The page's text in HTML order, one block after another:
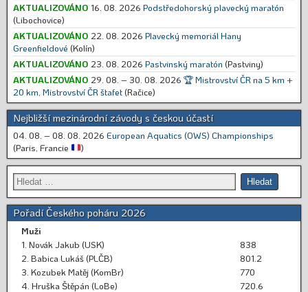
AKTUALIZOVÁNO 16. 08. 2026 Podstředohorský plavecký maratón
(Libochovice)
AKTUALIZOVÁNO 22. 08. 2026 Plavecký memoriál Hany
Greenfieldové (Kolín)
AKTUALIZOVÁNO 23. 08. 2026 Pastvinský maratón (Pastviny)
AKTUALIZOVÁNO 29. 08. – 30. 08. 2026 🏆 Mistrovství ČR na 5 km +
20 km, Mistrovství ČR štafet(Račice)
Nejbližší mezinárodní závody s českou účastí
04. 08. – 08. 08. 2026 European Aquatics (OWS) Championships
(Paris, Francie
)
Pořadí Českého poháru 2026
Muži
1. Novák Jakub (USK)
838
2. Babica Lukáš (PLČB)
801.2
3. Kozubek Matěj (KomBr)
770
4. Hruška Štěpán (LoBe)
720.6